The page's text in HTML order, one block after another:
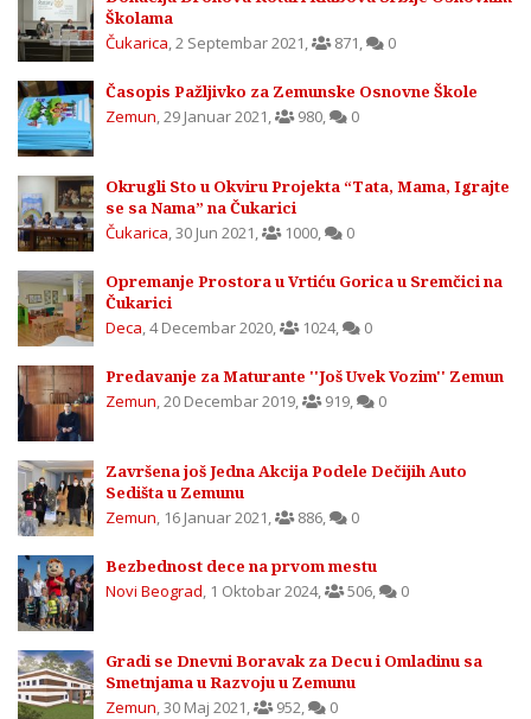
Školama
Čukarica 2 Septembar 2021 871 0
Časopis Pažljivko za Zemunske Osnovne Škole
Zemun 29 Januar 2021 980 0
Okrugli Sto u Okviru Projekta “Tata, Mama, Igrajte
se sa Nama” na Čukarici
Čukarica 30 Jun 2021 1000 0
Opremanje Prostora u Vrtiću Gorica u Sremčici na
Čukarici
Deca 4 Decembar 2020 1024, 0
Predavanje za Maturante ''Još Uvek Vozim'' Zemun
Zemun 20 Decembar 2019 919 0
Završena još Jedna Akcija Podele Dečijih Auto
Sedišta u Zemunu
Zemun 16 Januar 2021 886 0
Bezbednost dece na prvom mestu
Novi Beograd 1 Oktobar 2024, 506 0
Gradi se Dnevni Boravak za Decu i Omladinu sa
Smetnjama u Razvoju u Zemunu
Zemun 30 Maj 2021 952 0